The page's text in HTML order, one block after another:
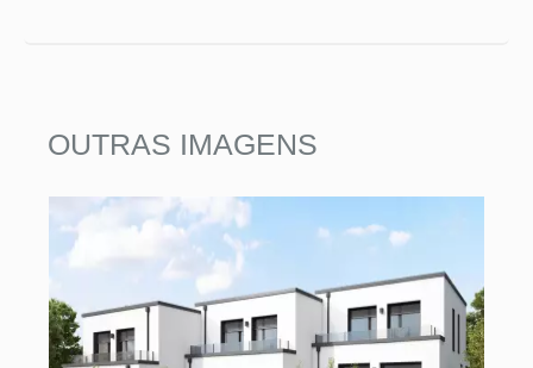
OUTRAS IMAGENS